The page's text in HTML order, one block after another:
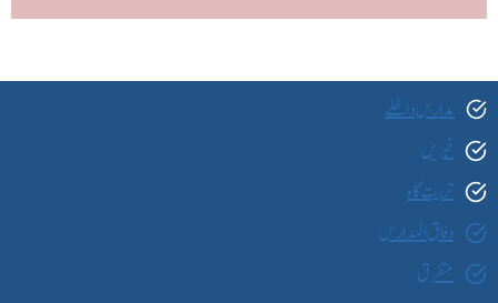
مدارس داخلے
خبریں
تربیت گاہ
وفاق المدارس
متفرق